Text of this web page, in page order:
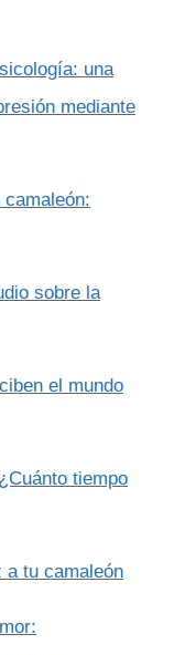
una
mediante
sobre la
el mundo
tiempo
a tu camaleón